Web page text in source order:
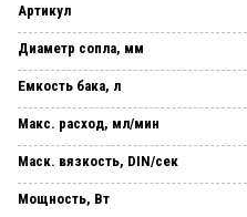
Артикул
Диаметр сопла, мм
Емкость бака, л
Макс. расход, мл/мин
Маск. вязкость, DIN/сек
Мощность, Вт